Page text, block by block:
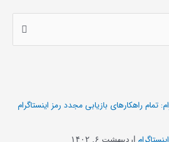
تمام راهکارهای بازیابی مجدد رمز اینستاگرام
اردیبهشت ۶, ۱۴۰۲